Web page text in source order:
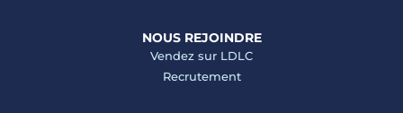
NOUS REJOINDRE
Vendez sur LDLC
Recrutement